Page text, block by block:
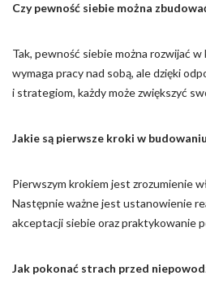
Czy pewność siebie można
Tak, pewność siebie można rozwijać
wymaga pracy nad sobą, ale dzięki
i strategiom, każdy może zwiększyć
Jakie są pierwsze kroki w
Pierwszym krokiem jest zrozumienie
Następnie ważne jest ustanowienie
akceptacji siebie oraz praktykowanie
Jak pokonać strach przed